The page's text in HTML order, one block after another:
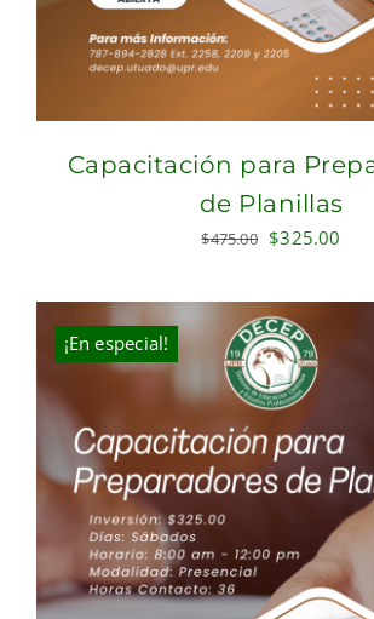
Capacitación para
de Planillas
$475.00 Original
was:
$475.00.
$325.00
is:
¡En especial!